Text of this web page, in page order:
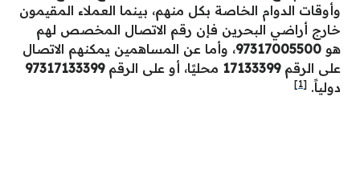
وأوقات الدوام الخاصة بكل منهم، بينما العملاء المقيمون
خارج أراضي البحرين فإن رقم الاتصال المخصص لهم
هو 97317005500، وأما عن المساهمين يمكنهم الاتصال
على الرقم17133399 محليًا، أو على الرقم97317133399
دولياً. [1]